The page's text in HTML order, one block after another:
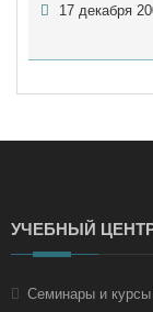
17 декабря
УЧЕБНЫЙ
Семинары и курсы